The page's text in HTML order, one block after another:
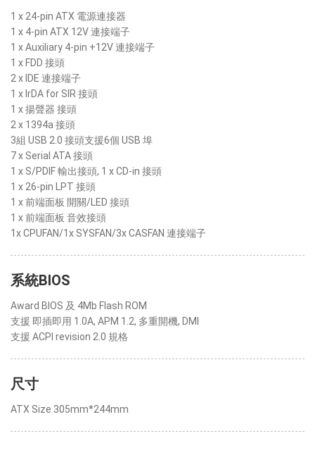
1 x 24-pin ATX 電源連接器
1 x 4-pin ATX 12V 連接端子
1 x Auxiliary 4-pin +12V 連接端子
1 x FDD 接頭
2 x IDE 連接端子
1 x IrDA for SIR 接頭
1 x 揚聲器 接頭
2 x 1394a 接頭
3組 USB 2.0 接頭支援6個 USB 埠
7 x Serial ATA 接頭
1 x S/PDIF 輸出接頭, 1 x CD-in 接頭
1 x 26-pin LPT 接頭
1 x 前端面板 開關/LED 接頭
1 x 前端面板 音效接頭
1x CPUFAN/1x SYSFAN/3x CASFAN 連接端子
系統BIOS
Award BIOS 及 4Mb Flash ROM
支援 即插即用 1.0A, APM 1.2, 多重開機, DMI
支援 ACPI revision 2.0 規格
尺寸
ATX Size 305mm*244mm